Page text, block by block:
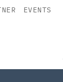
EVENTS